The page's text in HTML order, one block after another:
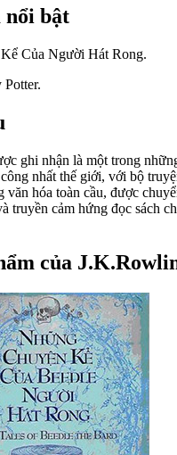
nổi bật
Của Người Hát Rong.
ghi nhận là một trong
nhất thế giới, với bộ
văn hóa toàn cầu, được
truyền cảm hứng đọc sách
của